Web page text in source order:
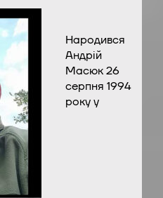
Народився
Андрій
Масюк 26
серпня 1994
року у